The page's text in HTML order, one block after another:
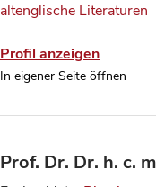
altenglische Literaturen
Profil anzeigen
In eigener Seite öffnen
Prof. Dr. Dr. h. c.